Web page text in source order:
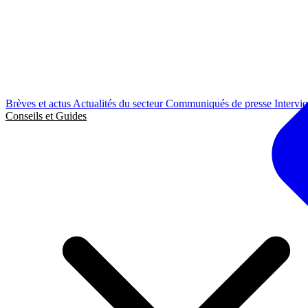
Brèves et actus Actualités du secteurCommuniqués de presse
Conseils et Guides